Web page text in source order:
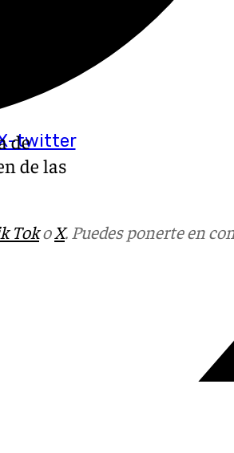
twitter
de
de las
TokoX. Puedes ponerte en